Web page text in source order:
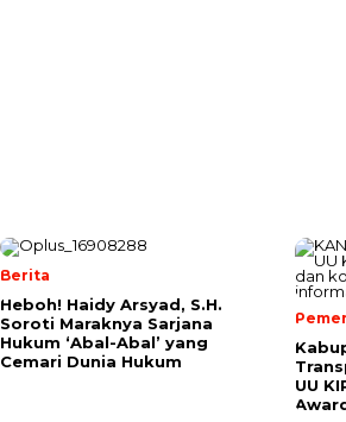
Berita
Heboh! Haidy Arsyad, S.H.
Soroti Maraknya Sarjana
Hukum ‘Abal-Abal’ yang
Cemari Dunia Hukum
UU